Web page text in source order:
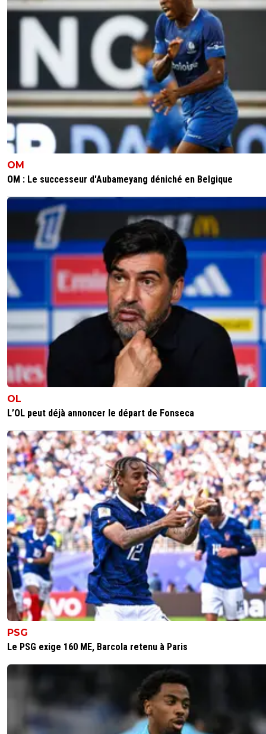
Bé tu veux qui d'autres ???
C'est bien beau de dire qu'il faut arrêter avec ce
mais quelle solution tu nous proposes ??? Oh toii
grand Tybal.....
Répondre
「-𝙻𝚢𝚘𝚗𝚗𝚊𝚒𝚜®」 13 juin 2026 à 8:46 +526
Club qui travaille bien et intelligemment
6 Répondre
OM
OM : Le successeur d'Aubameyang déniché en Belgique
OL
L’OL peut déjà annoncer le départ de Fonseca
PSG
Le PSG exige 160 ME, Barcola retenu à Paris